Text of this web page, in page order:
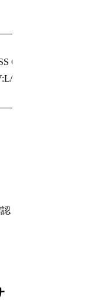
6.6
AC:L/PR:N/UI:R/